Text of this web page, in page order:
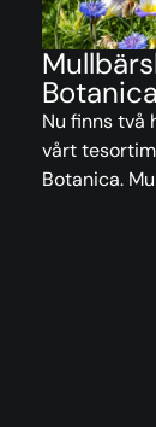
Botanica
Nu finns två
vårt
Botanica.